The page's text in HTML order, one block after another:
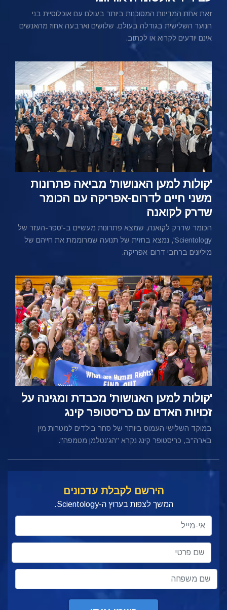
זאת אחת המדינות המסוכנות ביותר בעולם עם אוכלוסיית בני
הנוער השלישית בגודלה בעולם. שלושים וארבעה אחוז מהאנשים
אינם יודעים לקרוא או לכתוב.
'קולות למען האנושות' מביאה פתרונות
משני חיים לדרום-אפריקה עם הכומר
שדרק לקואנה
הכומר שדרק לקואנה, שמצא פתרונות מעשיים ב-'ספר-העזר של
Scientology', נמצא בחזית של תנועה שמרוממת את חייהם של
מיליונים ברחבי דרום-אפריקה.
'קולות למען האנושות' מכבדת ומגינה על
זכויות האדם עם כריסטופר קינג
במוקד השלישי העמוס ביותר של סחר בילדים למטרות מין
בארה"ב, כריסטופר קינג נקרא "הג'נטלמן מטמפה".
הירשם לקבלת עדכונים
המשך לצפות בערוץ ה-Scientology.